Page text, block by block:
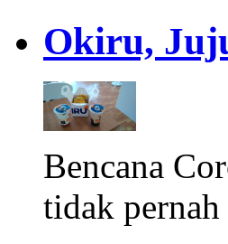
Okiru,
Bencana
tidak pernah